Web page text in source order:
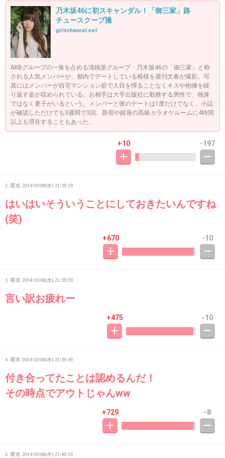
乃木坂46に初スキャンダル！「御三家」路
チュースクープ撮
girlschannel.net
AKBグループの一角を占める清純派グループ・乃木坂46の「御三家」と称
される人気メンバーが、都内でデートしている模様を週刊文春が撮影。写
真にはメンバーが自宅マンション前で人目を憚ることなくキスや抱擁を繰
り返す姿が収められている。お相手は大手出版社に勤務する男性で、独身
ではなく妻子がいるという。メンバーと彼のデートは1度だけでなく、小誌
が確認しただけでも3週間で3回。新宿や銀座の高級カラオケルームに4時間
以上も滞在することもあった。
+10 -197
2. 匿名 2014/10/08(水) 21:39:19
はいはいそういうことにしておきたいんですね
(笑)
+670 -10
3. 匿名 2014/10/08(水) 21:39:39
言い訳お疲れー
+475 -10
4. 匿名 2014/10/08(水) 21:39:49
付き合ってたことは認めるんだ！
その時点でアウトじゃんww
+729 -8
5. 匿名 2014/10/08(水) 21:40:10